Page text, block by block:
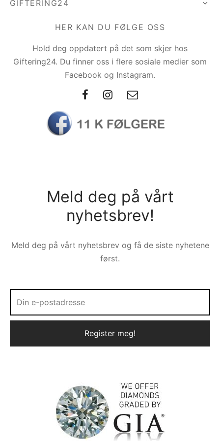
GIFTERING24
HER KAN DU FØLGE OSS
Hold deg oppdatert på det som skjer hos
Giftering24. Du finner oss i flere sosiale medier som
Facebook og Instagram.
Meld deg på vårt
nyhetsbrev!
Meld deg på vårt nyhetsbrev og få de siste nyhetene
først.